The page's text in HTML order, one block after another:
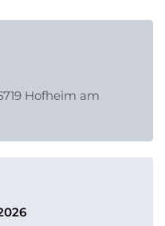
Hofheim am